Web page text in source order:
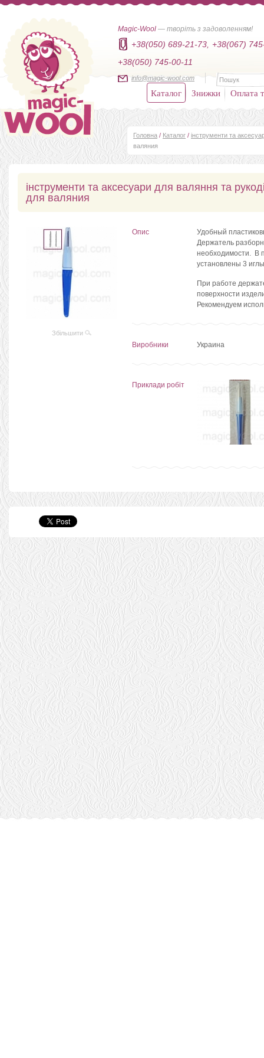
Magic-Wool — творіть з задоволенням!
+38(050) 689-21-73,
+38(067)
+38(050) 745-00-11
info@magic-wool.com
Каталог Знижки Оплата
Головна / Каталог / інструменти та
валяния
інструменти та аксесуари для валяння та
для валяния
Збільшити
Опис
Удобный
Держатель
необходимости. В
установлены 3
При работе
поверхности
Рекомендуем
Виробники Украина
Приклади робіт